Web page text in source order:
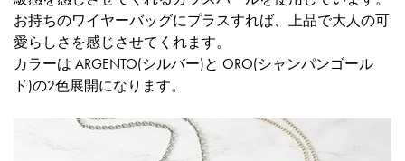
お持ちのワイヤーバッグにプラスすれば、上品で大人の可
愛らしさを感じさせてくれます。
カラーは ARGENTO(シルバー)と ORO(シャンパンゴール
ド)の2色展開になります。